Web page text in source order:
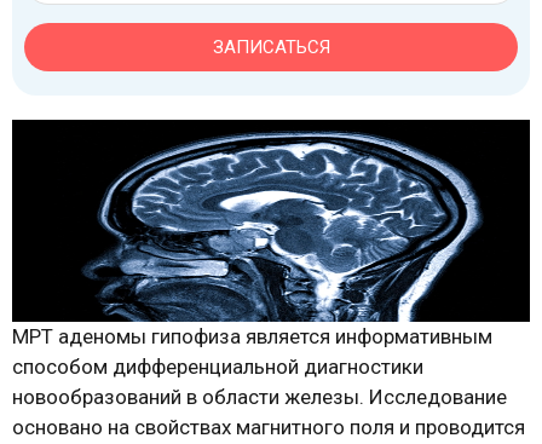
ЗАПИСАТЬСЯ
МРТ аденомы гипофиза является информативным
способом дифференциальной диагностики
новообразований в области железы. Исследование
основано на свойствах магнитного поля и проводится